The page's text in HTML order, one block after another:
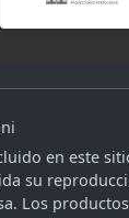
en este
su
Los